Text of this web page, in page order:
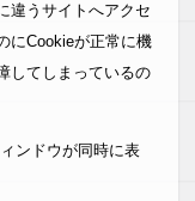
違うサイトへアクセ
にCookieが正常に機
してしまっているの
ンドウが同時に表